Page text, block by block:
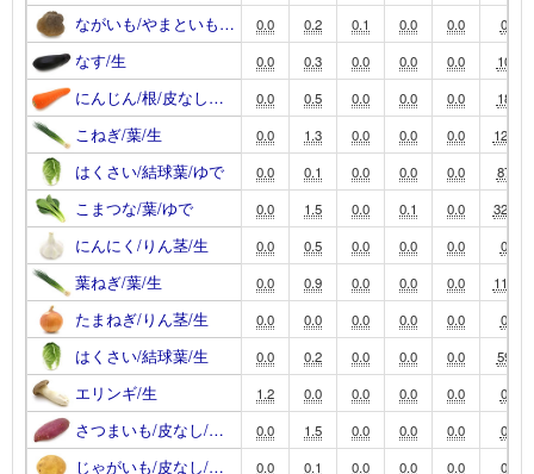
ながいも/やまといも… 0.0 0.2 0.1 0.0 0.0 0
なす/生 0.0 0.3 0.0 0.0 0.0 10
にんじん/根/皮なし… 0.0 0.5 0.0 0.0 0.0 18
こねぎ/葉/生 0.0 1.3 0.0 0.0 0.0 120
はくさい/結球葉/ゆで 0.0 0.1 0.0 0.0 0.0 87
こまつな/葉/ゆで 0.0 1.5 0.0 0.1 0.0 320
にんにく/りん茎/生 0.0 0.5 0.0 0.0 0.0 0
葉ねぎ/葉/生 0.0 0.9 0.0 0.0 0.0 110
たまねぎ/りん茎/生 0.0 0.0 0.0 0.0 0.0 0
はくさい/結球葉/生 0.0 0.2 0.0 0.0 0.0 59
エリンギ/生 1.2 0.0 0.0 0.0 0.0 0
さつまいも/皮なし/… 0.0 1.5 0.0 0.0 0.0 0
じゃがいも/皮なし/… 0.0 0.1 0.0 0.0 0.0 0